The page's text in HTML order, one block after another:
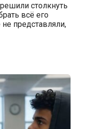
столкнуть
всё его
представляли,